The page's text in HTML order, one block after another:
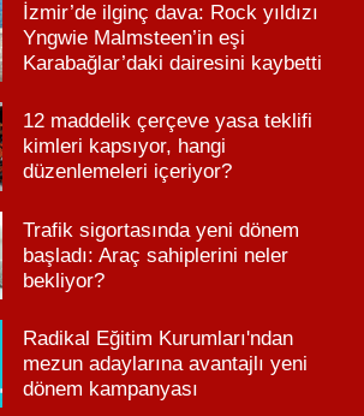
İzmir’de ilginç dava: Rock yıldızı
Yngwie Malmsteen’in eşi
Karabağlar’daki dairesini kaybetti
12 maddelik çerçeve yasa teklifi
kimleri kapsıyor, hangi
düzenlemeleri içeriyor?
Trafik sigortasında yeni dönem
başladı: Araç sahiplerini neler
bekliyor?
Radikal Eğitim Kurumları'ndan
mezun adaylarına avantajlı yeni
dönem kampanyası